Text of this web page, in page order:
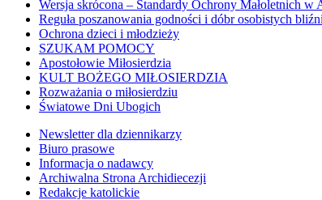
Wersja skrócona – Standardy Ochrony Małoletnich
Reguła poszanowania godności i dóbr osobistych
Ochrona dzieci i młodzieży
SZUKAM POMOCY
Apostołowie Miłosierdzia
KULT BOŻEGO MIŁOSIERDZIA
Rozważania o miłosierdziu
Światowe Dni Ubogich
Newsletter dla dziennikarzy
Biuro prasowe
Informacja o nadawcy
Archiwalna Strona Archidiecezji
Redakcje katolickie